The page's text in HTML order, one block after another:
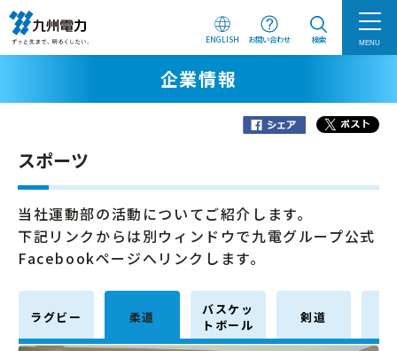
ENGLISH お問い合わせ 検索 MENU
企業情報
スポーツ
当社運動部の活動についてご紹介します。
下記リンクからは別ウィンドウで九電グループ公式
Facebookページへリンクします。
ラグビー 柔道
バスケッ
トボール
剣道